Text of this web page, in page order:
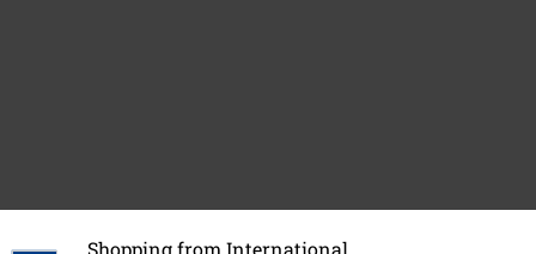
Shopping from International